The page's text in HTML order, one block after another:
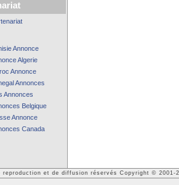
Annonce
Algerie
Annonce
Annonces
Annonces
Belgique
Annonce
Canada
reproduction et de diffusion réservés Copyright © 2001-